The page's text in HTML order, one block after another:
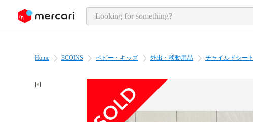
page content
Home 3COINS ベビー・キッズ 外出・移動用品 チャイルドシート